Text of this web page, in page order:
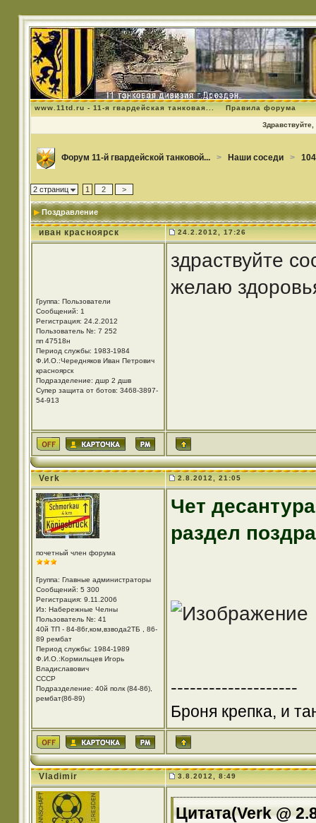
www.11td.ru - 11-я гвардейская танковая... Правила форума
Здравствуйте,
Форум 11-й гвардейской танковой... > Наши соседи >
2 страниц 1 2 >
Поздравление
иван красноярск 24.2.2012, 17:26
Группа: Пользователи
Сообщений: 1
Регистрация: 24.2.2012
Пользователь №: 7 252
пп 47518н
Период службы: 1983-1984
Ф.И.О.:Чередняков Иван Петрович
красноярск
Подразделение: дшр 2 дшв
Супер защита от ботов: 3468-3897-
54-913
здраствуйте
желаю
Verk 2.8.2012, 21:05
почетный член форума
Группа: Главные администраторы
Сообщений: 5 300
Регистрация: 9.11.2006
Из: Набережные Челны
Пользователь №: 41
40й ТП - 84-86г,ком,взвода2ТБ , 86-
89 рембат
Период службы: 1984-1989
Ф.И.О.:Кормильцев Игорь
Владиславович
СССР
Подразделение: 40й полк (84-86),
рембат(86-89)
Чет
раздел
--------------------
Броня крепка, и
Vladimir 3.8.2012, 8:49
Цитата(Verk @